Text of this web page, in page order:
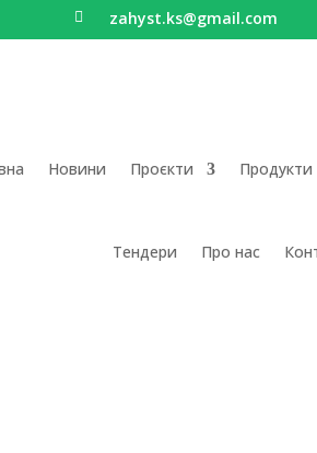
 zahyst.ks@gmail.com
Новини Проєкти Продукти
Тендери Про нас